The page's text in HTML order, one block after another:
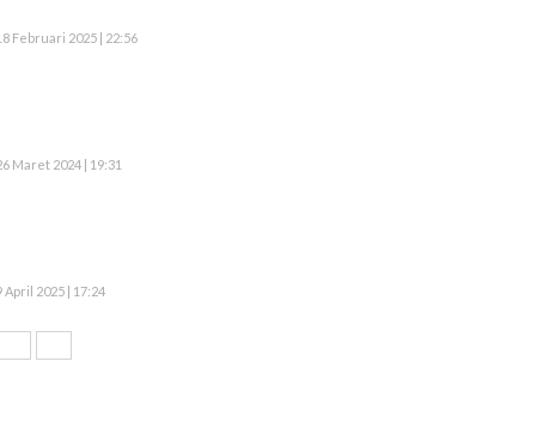
Februari 2025 | 22:56
Maret 2024 | 19:31
April 2025 | 17:24